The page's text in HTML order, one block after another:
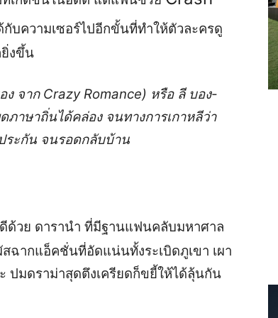
กับความเซอร์ไปอีกขั้นที่ทำให้ตัวละครดู
งขึ้น
ง จาก Crazy Romance) หรือ ลี บอง-
ภาษาถิ่นได้คล่อง จนทางการเกาหลีว่า
ระกัน จนรอดกลับบ้าน
ด้วย ดารานำ ที่มีฐานแฟนคลับมหาศาล
ฉากแอ็คชั่นที่อัดแน่นทั้งระเบิดภูเขา เผา
ปมดราม่าสุดตึงเครียดก็ขยี้ให้ได้ลุ้นกัน